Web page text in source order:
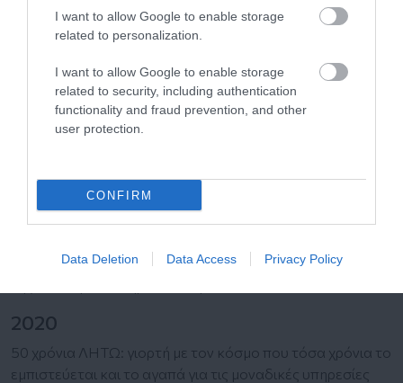
I want to allow Google to enable storage
related to personalization.
I want to allow Google to enable storage
related to security, including authentication
functionality and fraud prevention, and other
user protection.
CONFIRM
Data Deletion Data Access Privacy Policy
Υγείας, για τη συμμετοχή του στον εμβολιασμό κατά της
εποχικής γρίπης για τη χρονική περίοδο 2017-2018, στο
εργαζομένων σε χώρους παροχής υπηρεσιών υγείας".
Επιπλέον, λαμβάνει βράβευση και από το θεσμό
Corporate Superbrands 2018-2019, ως κορυφαία εταιρική
Ολοκληρώνεται η υπογραφή της νέας στρατηγικής
Εθνική Ασφαλιστική για την κάλυψη των ασφαλισμένων
2020
50 χρόνια ΛΗΤΩ: γιορτή με τον κόσμο που τόσα χρόνια το
εμπιστεύεται και το αγαπά για τις μοναδικές υπηρεσίες